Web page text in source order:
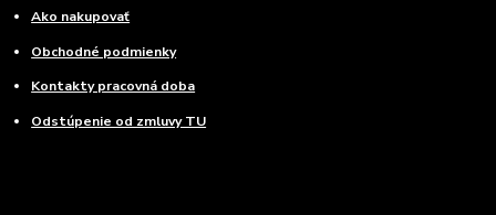
Ako nakupovať
Obchodné podmienky
Kontakty pracovná doba
Odstúpenie od zmluvy TU